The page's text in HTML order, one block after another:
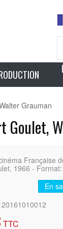
Grauman
Goulet,
Française
1966 -
En
20161010012
TTC